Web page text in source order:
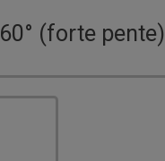
60° (forte pente)